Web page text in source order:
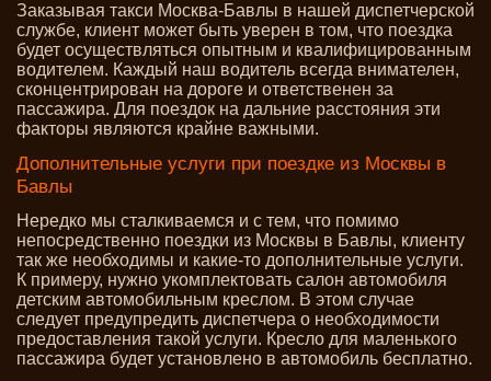
Заказывая такси Москва-Бавлы в нашей диспетчерской
службе, клиент может быть уверен в том, что поездка
будет осуществляться опытным и квалифицированным
водителем. Каждый наш водитель всегда внимателен,
сконцентрирован на дороге и ответственен за
пассажира. Для поездок на дальние расстояния эти
факторы являются крайне важными.
Дополнительные услуги при поездке из Москвы в
Бавлы
Нередко мы сталкиваемся и с тем, что помимо
непосредственно поездки из Москвы в Бавлы, клиенту
так же необходимы и какие-то дополнительные услуги.
К примеру, нужно укомплектовать салон автомобиля
детским автомобильным креслом. В этом случае
следует предупредить диспетчера о необходимости
предоставления такой услуги. Кресло для маленького
пассажира будет установлено в автомобиль бесплатно.